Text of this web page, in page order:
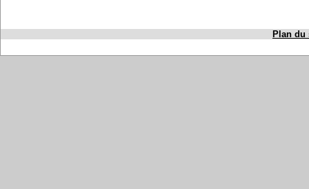
Plan du